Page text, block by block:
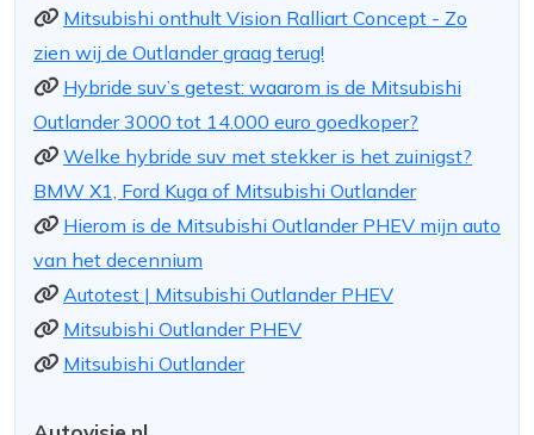
Mitsubishi onthult Vision Ralliart Concept - Zo
zien wij de Outlander graag terug!
Hybride suv’s getest: waarom is de Mitsubishi
Outlander 3000 tot 14.000 euro goedkoper?
Welke hybride suv met stekker is het zuinigst?
BMW X1, Ford Kuga of Mitsubishi Outlander
Hierom is de Mitsubishi Outlander PHEV mijn auto
van het decennium
Autotest | Mitsubishi Outlander PHEV
Mitsubishi Outlander PHEV
Mitsubishi Outlander